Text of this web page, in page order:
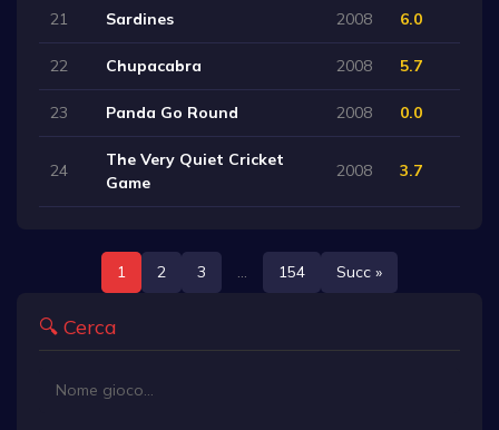
21 Sardines 2008 6.0
22 Chupacabra 2008 5.7
23 Panda Go Round 2008 0.0
24
The Very Quiet Cricket
Game
2008 3.7
1 2 3 154 Succ »
🔍 Cerca